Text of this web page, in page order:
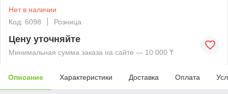
Нет в наличии
Код: 6098
Розница
Цену уточняйте
Минимальная сумма заказа на сайте — 10 000 ₸
Описание Характеристики Доставка Оплата